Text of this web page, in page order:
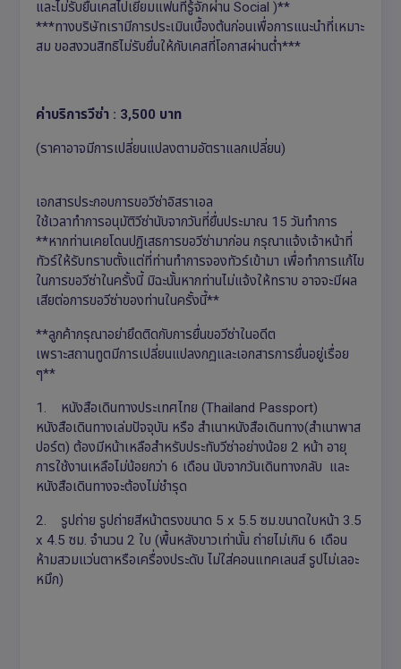
และไม่รับยื่นเคสไปเยี่ยมแฟนที่รู้จักผ่าน Social )**
***ทางบริษัทเรามีการประเมินเบื้องต้นก่อนเพื่อการแนะนำที่เหมาะ
สม ขอสงวนสิทธิไม่รับยื่นให้กับเคสที่โอกาสผ่านต่ำ***
ค่าบริการวีซ่า: 3,500 บาท
(ราคาอาจมีการเปลี่ยนแปลงตามอัตราแลกเปลี่ยน)
เอกสารประกอบการขอวีซ่าอิสราเอล
ใช้เวลาทำการอนุมัติวีซ่านับจากวันที่ยื่นประมาณ 15 วันทำการ
**หากท่านเคยโดนปฏิเสธการขอวีซ่ามาก่อน กรุณาแจ้งเจ้าหน้าที่
ทัวร์ให้รับทราบตั้งแต่ที่ท่านทำการจองทัวร์เข้ามา เพื่อทำการแก้ไข
ในการขอวีซ่าในครั้งนี้ มิฉะนั้นหากท่านไม่แจ้งให้ทราบ อาจจะมีผล
เสียต่อการขอวีซ่าของท่านในครั้งนี้**
**ลูกค้ากรุณาอย่ายึดติดกับการยื่นขอวีซ่าในอดีต
เพราะสถานทูตมีการเปลี่ยนแปลงกฎและเอกสารการยื่นอยู่เรื่อย
ๆ**
1. หนังสือเดินทางประเทศไทย (Thailand Passport)
หนังสือเดินทางเล่มปัจจุบัน หรือ สำเนาหนังสือเดินทาง(สำเนาพาส
ปอร์ต) ต้องมีหน้าเหลือสำหรับประทับวีซ่าอย่างน้อย 2 หน้า อายุ
การใช้งานเหลือไม่น้อยกว่า 6 เดือน นับจากวันเดินทางกลับ และ
หนังสือเดินทางจะต้องไม่ชำรุด
2. รูปถ่าย รูปถ่ายสีหน้าตรงขนาด 5 x 5.5 ซม.ขนาดใบหน้า 3.5
x 4.5 ซม. จำนวน 2 ใบ (พื้นหลังขาวเท่านั้น ถ่ายไม่เกิน 6 เดือน
ห้ามสวมแว่นตาหรือเครื่องประดับ ไม่ใส่คอนแทคเลนส์ รูปไม่เลอะ
หมึก)